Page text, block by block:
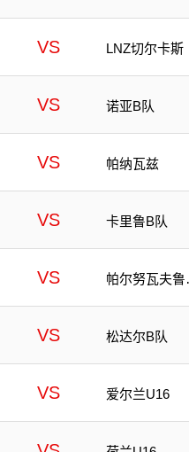
VS LNZ切尔卡斯
VS 诺亚B队
VS 帕纳瓦兹
VS 卡里鲁B队
VS
帕尔努瓦夫鲁
VS 松达尔B队
VS 爱尔兰U16